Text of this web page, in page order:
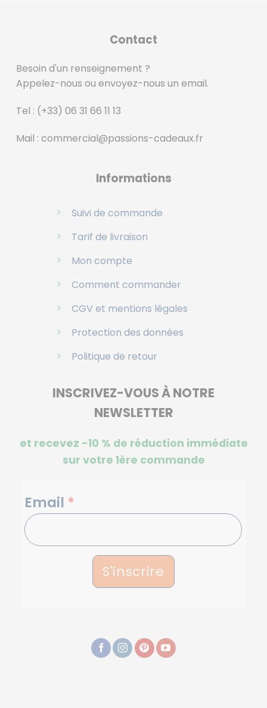
Contact
Besoin d'un renseignement ?
Appelez-nous ou envoyez-nous un email.
Tel : (+33) 06 31 66 11 13
Mail : commercial@passions-cadeaux.fr
Informations
Suivi de commande
Tarif de livraison
Mon compte
Comment commander
CGV et mentions légales
Protection des données
Politique de retour
INSCRIVEZ-VOUS À NOTRE
NEWSLETTER
et recevez -10 % de réduction immédiate
sur votre 1ère commande
NEWSLETTERS
Email *
S'inscrire